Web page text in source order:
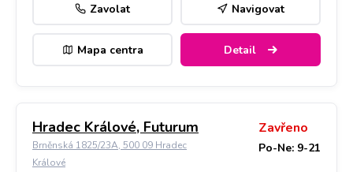
Zavolat Navigovat
Mapa centra Detail
Hradec Králové, Futurum
Brněnská 1825/23A, 500 09 Hradec
Králové
Zavřeno
Po-Ne: 9-21